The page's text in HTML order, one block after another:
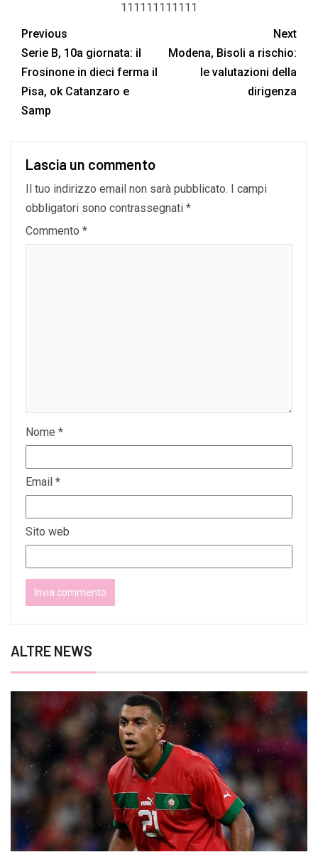
111111111111
Previous
Serie B, 10a giornata: il
Frosinone in dieci ferma il
Pisa, ok Catanzaro e
Samp
Next
Modena, Bisoli a rischio:
le valutazioni della
dirigenza
Lascia un commento
Il tuo indirizzo email non sarà pubblicato.
I campi
obbligatori sono contrassegnati *
Commento *
Nome *
Email *
Sito web
ALTRE NEWS